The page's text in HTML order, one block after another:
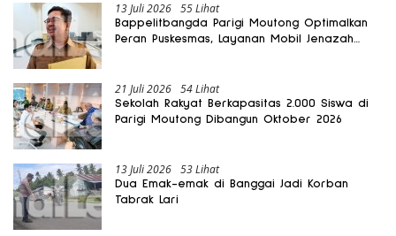
13 Juli 2026 55 Lihat
Bappelitbangda Parigi Moutong Optimalkan
Peran Puskesmas, Layanan Mobil Jenazah
21 Juli 2026 54 Lihat
Sekolah Rakyat Berkapasitas 2.000 Siswa di
Parigi Moutong Dibangun Oktober 2026
13 Juli 2026 53 Lihat
Dua Emak-emak di Banggai Jadi Korban
Tabrak Lari